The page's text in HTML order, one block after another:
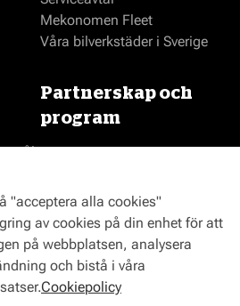
Mekonomen Fleet
Våra bilverkstäder i Sverige
Partnerskap och
program
Prisgaranti
Vägassistans
ProMeister
Onlinemagasin
0771-72 00 00
"acceptera alla cookies"
av cookies på din enhet för att
på webbplatsen, analysera
och bistå i våra
Cookiepolicy